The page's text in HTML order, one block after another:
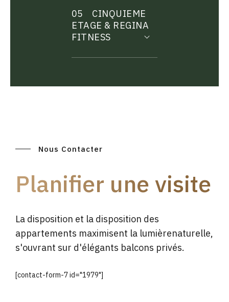
05
CINQUIEME
ETAGE & REGINA
FITNESS
Nous Contacter
Planifier une visite
La disposition et la disposition des
appartements maximisent la lumièrenaturelle,
s'ouvrant sur d'élégants balcons privés.
[contact-form-7 id="1979"]